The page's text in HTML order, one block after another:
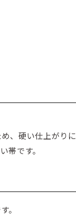
、硬い仕上がりに
帯です。
。